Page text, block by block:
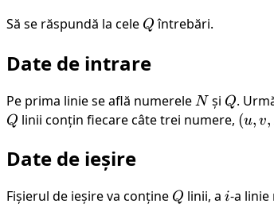
Să se răspundă la cele Q
Q întrebări.
Date de intrare
Pe prima linie se află numereleN
N și Q
Q.
Q
Q linii conțin fiecare câte trei numere, (u,
(u, v,
Date de ieșire
Fișierul de ieșire va conține Q
Q linii, a i
i-a